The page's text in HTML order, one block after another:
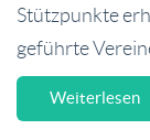
Stützpunkte
geführte
Weiterlesen